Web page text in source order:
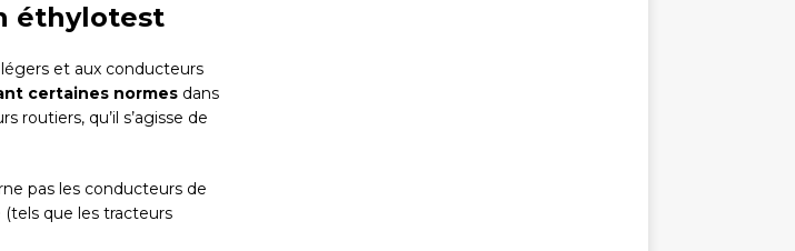
éthylotest
et aux conducteurs
certaines normes dans
routiers, qu’il s’agisse de
pas les conducteurs de
que les tracteurs